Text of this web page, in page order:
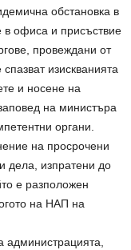
обстановка в
в офиса и присъствие
провеждани от
изискванията
и носене на
на министъра
органи.
на просрочени
дела, изпратени до
е разположен
на НАП на
администрацията,